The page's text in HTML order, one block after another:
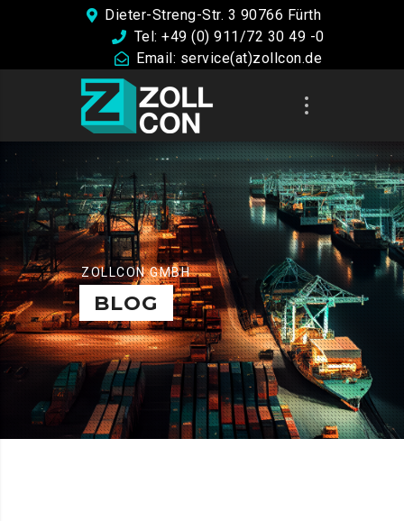
Dieter-Streng-Str. 3 90766 Fürth
Tel: +49 (0) 911/72 30 49 -0
Email: service(at)zollcon.de
ZOLLCON GMBH
BLOG